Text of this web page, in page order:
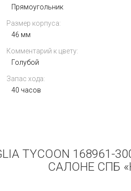
Прямоугольник
Размер корпуса:
46 мм
Комментарий к цвету:
Голубой
Запас хода:
40 часов
TYCOON
САЛОНЕ СПБ